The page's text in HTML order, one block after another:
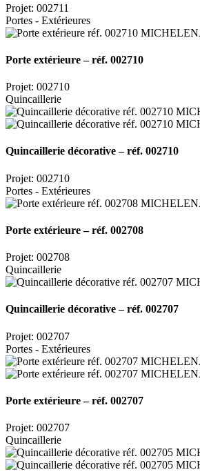
Projet: 002711
Portes - Extérieures
Porte extérieure – réf. 002710
Projet: 002710
Quincaillerie
Quincaillerie décorative – réf. 002710
Projet: 002710
Portes - Extérieures
Porte extérieure – réf. 002708
Projet: 002708
Quincaillerie
Quincaillerie décorative – réf. 002707
Projet: 002707
Portes - Extérieures
Porte extérieure – réf. 002707
Projet: 002707
Quincaillerie